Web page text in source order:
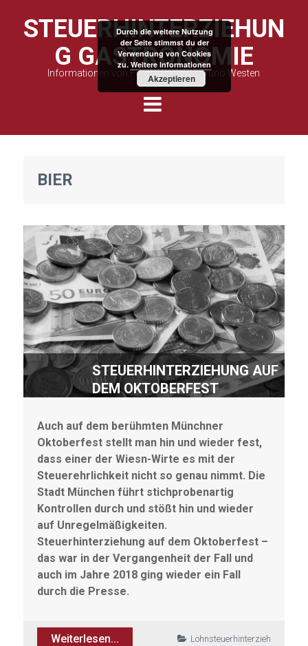
STEUERHINTERZIEHUN
G GASTRONOMIE
Informationen von Fachanwalt Kai Bruno Westen
BIER
STEUERHINTERZIEHUNG AUF
DEM OKTOBERFEST
Auch auf dem berühmten Münchner
Oktoberfest stellt man hin und wieder fest,
dass einer der Wiesn-Wirte es mit der
Steuerehrlichkeit nicht so genau nimmt. Die
Stadt München führt stichprobenartig
Kontrollen durch und stößt hin und wieder
auf Unregelmäßigkeiten.
Steuerhinterziehung auf dem Oktoberfest –
das war in der Vergangenheit der Fall und
auch im Jahre 2018 ging wieder ein Fall
durch die Presse.
Weiterlesen...
Lohnsteuerhinterzieh
Durch die weitere Nutzung
der Seite stimmst du der
Verwendung von Cookies
zu. Weitere Informationen
Akzeptieren